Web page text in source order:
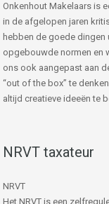
Onkenhout Makelaars is
in de afgelopen jaren
hebben de goede dingen
opgebouwde normen en
ons ook aangepast aan
“out of the box” te
altijd creatieve ideeën te
NRVT taxateur
NRVT
Het NRVT is een